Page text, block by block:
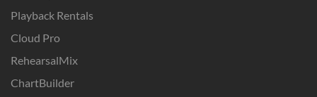
Playback Rentals
Cloud Pro
RehearsalMix
ChartBuilder